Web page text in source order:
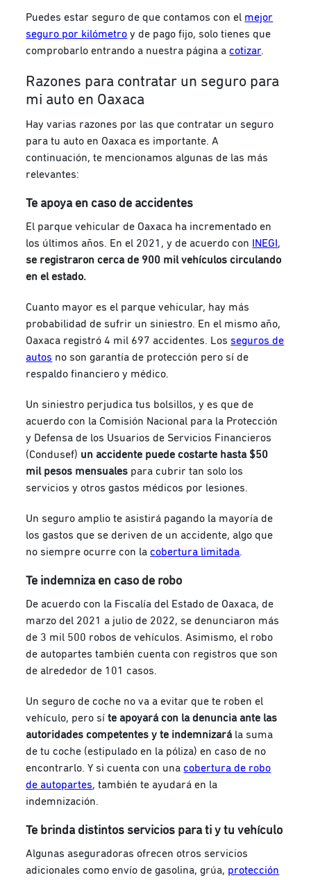
Puedes estar seguro de que contamos con el mejor
seguro por kilómetro y de pago fijo, solo tienes que
comprobarlo entrando a nuestra página acotizar.
Razones para contratar un seguro para
mi auto en Oaxaca
Hay varias razones por las que contratar un seguro
para tu auto en Oaxaca es importante. A
continuación, te mencionamos algunas de las más
relevantes:
Te apoya en caso de accidentes
El parque vehicular de Oaxaca ha incrementado en
los últimos años. En el 2021, y de acuerdo con INEGI,
se registraron cerca de 900 mil vehículos circulando
en el estado.
Cuanto mayor es el parque vehicular, hay más
probabilidad de sufrir un siniestro. En el mismo año,
Oaxaca registró 4 mil 697 accidentes. Losseguros de
autos no son garantía de protección pero sí de
respaldo financiero y médico.
Un siniestro perjudica tus bolsillos, y es que de
acuerdo con la Comisión Nacional para la Protección
y Defensa de los Usuarios de Servicios Financieros
(Condusef) un accidente puede costarte hasta $50
mil pesos mensuales para cubrir tan solo los
servicios y otros gastos médicos por lesiones.
Un seguro amplio te asistirá pagando la mayoría de
los gastos que se deriven de un accidente, algo que
no siempre ocurre con lacobertura limitada.
Te indemniza en caso de robo
De acuerdo con la Fiscalía del Estado de Oaxaca, de
marzo del 2021 a julio de 2022, se denunciaron más
de 3 mil 500 robos de vehículos. Asimismo, el robo
de autopartes también cuenta con registros que son
de alrededor de 101 casos.
Un seguro de coche no va a evitar que te roben el
vehículo, pero sí te apoyará con la denuncia ante las
autoridades competentes y te indemnizará la suma
de tu coche (estipulado en la póliza) en caso de no
encontrarlo.Y si cuenta con unacobertura de robo
de autopartes, también te ayudará en la
indemnización.
Te brinda distintos servicios para ti y tu vehículo
Algunas aseguradoras ofrecen otros servicios
adicionales como envío de gasolina, grúa, protección